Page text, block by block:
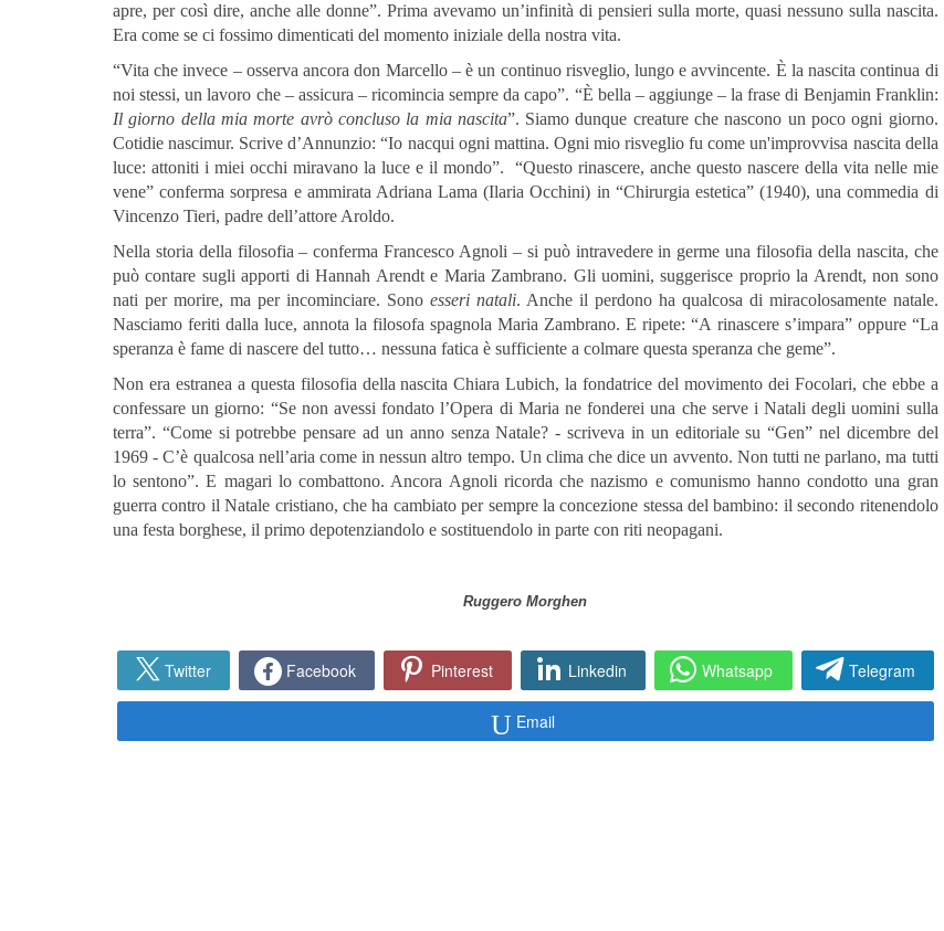
apre, per così dire, anche alle donne”. Prima avevamo un’infinità di pensieri sulla morte, quasi nessuno sulla nascita.
Era come se ci fossimo dimenticati del momento iniziale della nostra vita.
“Vita che invece – osserva ancora don Marcello – è un continuo risveglio, lungo e avvincente. È la nascita continua di
noi stessi, un lavoro che – assicura – ricomincia sempre da capo”. “È bella – aggiunge – la frase di Benjamin Franklin:
Il giorno della mia morte avrò concluso la mia nascita”. Siamo dunque creature che nascono un poco ogni giorno.
Cotidie nascimur. Scrive d’Annunzio: “Io nacqui ogni mattina. Ogni mio risveglio fu come un'improvvisa nascita della
luce: attoniti i miei occhi miravano la luce e il mondo”. “Questo rinascere, anche questo nascere della vita nelle mie
vene” conferma sorpresa e ammirata Adriana Lama (Ilaria Occhini) in “Chirurgia estetica” (1940), una commedia di
Vincenzo Tieri, padre dell’attore Aroldo.
Nella storia della filosofia – conferma Francesco Agnoli – si può intravedere in germe una filosofia della nascita, che
può contare sugli apporti di Hannah Arendt e Maria Zambrano. Gli uomini, suggerisce proprio la Arendt, non sono
nati per morire, ma per incominciare. Sono esseri natali. Anche il perdono ha qualcosa di miracolosamente natale.
Nasciamo feriti dalla luce, annota la filosofa spagnola Maria Zambrano. E ripete: “A rinascere s’impara” oppure “La
speranza è fame di nascere del tutto… nessuna fatica è sufficiente a colmare questa speranza che geme”.
Non era estranea a questa filosofia della nascita Chiara Lubich, la fondatrice del movimento dei Focolari, che ebbe a
confessare un giorno: “Se non avessi fondato l’Opera di Maria ne fonderei una che serve i Natali degli uomini sulla
terra”. “Come si potrebbe pensare ad un anno senza Natale? - scriveva in un editoriale su “Gen” nel dicembre del
1969 - C’è qualcosa nell’aria come in nessun altro tempo. Un clima che dice un avvento. Non tutti ne parlano, ma tutti
lo sentono”. E magari lo combattono. Ancora Agnoli ricorda che nazismo e comunismo hanno condotto una gran
guerra contro il Natale cristiano, che ha cambiato per sempre la concezione stessa del bambino: il secondo ritenendolo
una festa borghese, il primo depotenziandolo e sostituendolo in parte con riti neopagani.
Ruggero Morghen
Twitter Facebook Pinterest Linkedin Whatsapp Telegram
Email